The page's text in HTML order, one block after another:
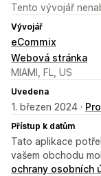
Tento vývojář
Vývojář
eCommix
Webová stránka
MIAMI, FL, US
Uvedena
1. březen 2024 ·
Přístup k datům
Tato aplikace
vašem obchodu
ochrany osobních